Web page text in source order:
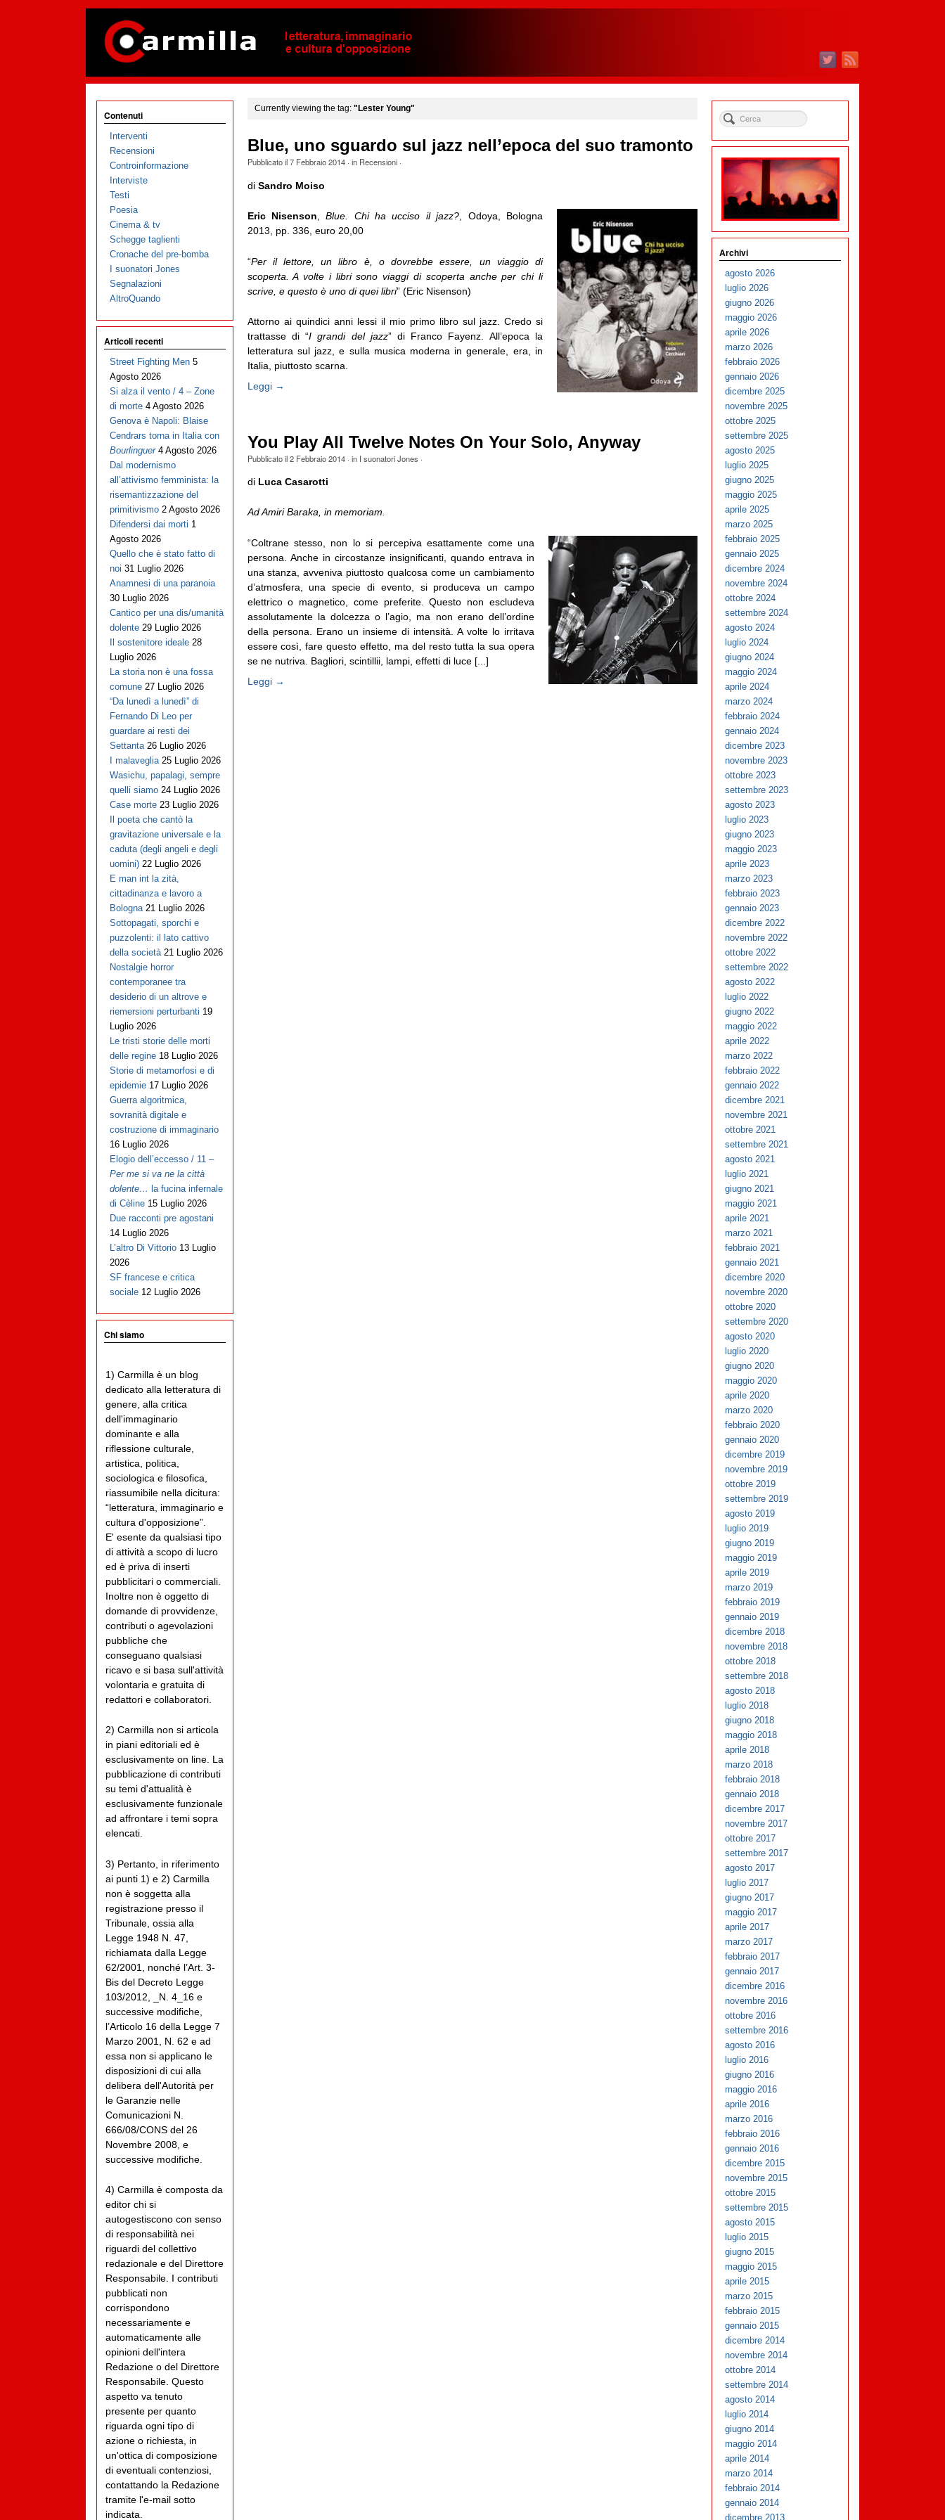
Currently viewing the tag: "Lester Young"
Blue, uno sguardo sul jazz nell’epoca del suo tramonto
Pubblicato il7 Febbraio 2014· in Recensioni·
di Sandro Moiso
Eric Nisenson ,Blue. Chi ha ucciso il jazz? , Odoya, Bologna
2013, pp. 336, euro 20,00
“Per il lettore, un libro è, o dovrebbe essere, un viaggio di
scoperta. A volte i libri sono viaggi di scoperta anche per chi li
scrive, e questo è uno di quei libri” (Eric Nisenson)
Attorno ai quindici anni lessi il mio primo libro sul jazz. Credo si
trattasse di “I grandi del jazz” di Franco Fayenz. All’epoca la
letteratura sul jazz, e sulla musica moderna in generale, era, in
Italia, piuttosto scarna.
Leggi →
You Play All Twelve Notes On Your Solo, Anyway
Pubblicato il2 Febbraio 2014· in I suonatori Jones ·
di Luca Casarotti
Ad Amiri Baraka, in memoriam.
“Coltrane stesso, non lo si percepiva esattamente come una
persona. Anche in circostanze insignificanti, quando entrava in
una stanza, avveniva piuttosto qualcosa come un cambiamento
d’atmosfera, una specie di evento, si produceva un campo
elettrico o magnetico, come preferite. Questo non escludeva
assolutamente la dolcezza o l’agio, ma non erano dell’ordine
della persona. Erano un insieme di intensità. A volte lo irritava
essere così, fare questo effetto, ma del resto tutta la sua opera
se ne nutriva. Bagliori, scintillii, lampi, effetti di luce [...]
Leggi →
Contenuti
Interventi
Recensioni
Controinformazione
Interviste
Testi
Poesia
Cinema & tv
Schegge taglienti
Cronache del pre-bomba
I suonatori Jones
Segnalazioni
AltroQuando
Articoli recenti
Street Fighting Men 5
Agosto 2026
Si alza il vento / 4 – Zone
di morte 4 Agosto 2026
Genova è Napoli: Blaise
Cendrars torna in Italia con
Bourlinguer 4 Agosto 2026
Dal modernismo
all’attivismo femminista: la
risemantizzazione del
primitivismo 2 Agosto 2026
Difendersi dai morti 1
Agosto 2026
Quello che è stato fatto di
noi 31 Luglio 2026
Anamnesi di una paranoia
30 Luglio 2026
Cantico per una dis/umanità
dolente 29 Luglio 2026
Il sostenitore ideale 28
Luglio 2026
La storia non è una fossa
comune 27 Luglio 2026
“Da lunedì a lunedì” di
Fernando Di Leo per
guardare ai resti dei
Settanta 26 Luglio 2026
I malaveglia 25 Luglio 2026
Wasichu, papalagi, sempre
quelli siamo 24 Luglio 2026
Case morte 23 Luglio 2026
Il poeta che cantò la
gravitazione universale e la
caduta (degli angeli e degli
uomini) 22 Luglio 2026
E man int la zità,
cittadinanza e lavoro a
Bologna 21 Luglio 2026
Sottopagati, sporchi e
puzzolenti: il lato cattivo
della società 21 Luglio 2026
Nostalgie horror
contemporanee tra
desiderio di un altrove e
riemersioni perturbanti 19
Luglio 2026
Le tristi storie delle morti
delle regine 18 Luglio 2026
Storie di metamorfosi e di
epidemie 17 Luglio 2026
Guerra algoritmica,
sovranità digitale e
costruzione di immaginario
16 Luglio 2026
Elogio dell’eccesso / 11 –
Per me si va ne la città
dolente… la fucina infernale
di Cèline 15 Luglio 2026
Due racconti pre agostani
14 Luglio 2026
L’altro Di Vittorio 13 Luglio
2026
SF francese e critica
sociale 12 Luglio 2026
Chi siamo
1) Carmilla è un blog
dedicato alla letteratura di
genere, alla critica
dell'immaginario
dominante e alla
riflessione culturale,
artistica, politica,
sociologica e filosofica,
riassumibile nella dicitura:
“letteratura, immaginario e
cultura d'opposizione”.
E' esente da qualsiasi tipo
di attività a scopo di lucro
ed è priva di inserti
pubblicitari o commerciali.
Inoltre non è oggetto di
domande di provvidenze,
contributi o agevolazioni
pubbliche che
conseguano qualsiasi
ricavo e si basa sull'attività
volontaria e gratuita di
redattori e collaboratori.
2) Carmilla non si articola
in piani editoriali ed è
esclusivamente on line. La
pubblicazione di contributi
su temi d'attualità è
esclusivamente funzionale
ad affrontare i temi sopra
elencati.
3) Pertanto, in riferimento
ai punti 1) e 2) Carmilla
non è soggetta alla
registrazione presso il
Tribunale, ossia alla
Legge 1948 N. 47,
richiamata dalla Legge
62/2001, nonché l’Art. 3-
Bis del Decreto Legge
103/2012, _N. 4_16 e
successive modifiche,
l’Articolo 16 della Legge 7
Marzo 2001, N. 62 e ad
essa non si applicano le
disposizioni di cui alla
delibera dell'Autorità per
le Garanzie nelle
Comunicazioni N.
666/08/CONS del 26
Novembre 2008, e
successive modifiche.
4) Carmilla è composta da
editor chi si
autogestiscono con senso
di responsabilità nei
riguardi del collettivo
redazionale e del Direttore
Responsabile. I contributi
pubblicati non
corrispondono
necessariamente e
automaticamente alle
opinioni dell'intera
Redazione o del Direttore
Responsabile. Questo
aspetto va tenuto
presente per quanto
riguarda ogni tipo di
azione o richiesta, in
un'ottica di composizione
di eventuali contenziosi,
contattando la Redazione
tramite l'e-mail sotto
indicata.
Archivi
agosto 2026
luglio 2026
giugno 2026
maggio 2026
aprile 2026
marzo 2026
febbraio 2026
gennaio 2026
dicembre 2025
novembre 2025
ottobre 2025
settembre 2025
agosto 2025
luglio 2025
giugno 2025
maggio 2025
aprile 2025
marzo 2025
febbraio 2025
gennaio 2025
dicembre 2024
novembre 2024
ottobre 2024
settembre 2024
agosto 2024
luglio 2024
giugno 2024
maggio 2024
aprile 2024
marzo 2024
febbraio 2024
gennaio 2024
dicembre 2023
novembre 2023
ottobre 2023
settembre 2023
agosto 2023
luglio 2023
giugno 2023
maggio 2023
aprile 2023
marzo 2023
febbraio 2023
gennaio 2023
dicembre 2022
novembre 2022
ottobre 2022
settembre 2022
agosto 2022
luglio 2022
giugno 2022
maggio 2022
aprile 2022
marzo 2022
febbraio 2022
gennaio 2022
dicembre 2021
novembre 2021
ottobre 2021
settembre 2021
agosto 2021
luglio 2021
giugno 2021
maggio 2021
aprile 2021
marzo 2021
febbraio 2021
gennaio 2021
dicembre 2020
novembre 2020
ottobre 2020
settembre 2020
agosto 2020
luglio 2020
giugno 2020
maggio 2020
aprile 2020
marzo 2020
febbraio 2020
gennaio 2020
dicembre 2019
novembre 2019
ottobre 2019
settembre 2019
agosto 2019
luglio 2019
giugno 2019
maggio 2019
aprile 2019
marzo 2019
febbraio 2019
gennaio 2019
dicembre 2018
novembre 2018
ottobre 2018
settembre 2018
agosto 2018
luglio 2018
giugno 2018
maggio 2018
aprile 2018
marzo 2018
febbraio 2018
gennaio 2018
dicembre 2017
novembre 2017
ottobre 2017
settembre 2017
agosto 2017
luglio 2017
giugno 2017
maggio 2017
aprile 2017
marzo 2017
febbraio 2017
gennaio 2017
dicembre 2016
novembre 2016
ottobre 2016
settembre 2016
agosto 2016
luglio 2016
giugno 2016
maggio 2016
aprile 2016
marzo 2016
febbraio 2016
gennaio 2016
dicembre 2015
novembre 2015
ottobre 2015
settembre 2015
agosto 2015
luglio 2015
giugno 2015
maggio 2015
aprile 2015
marzo 2015
febbraio 2015
gennaio 2015
dicembre 2014
novembre 2014
ottobre 2014
settembre 2014
agosto 2014
luglio 2014
giugno 2014
maggio 2014
aprile 2014
marzo 2014
febbraio 2014
gennaio 2014
dicembre 2013